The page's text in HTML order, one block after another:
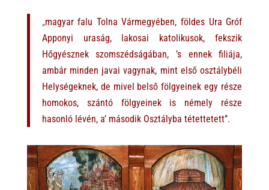
„magyar falu Tolna Vármegyében, földes Ura Gróf
Apponyi uraság, lakosai katolikusok, fekszik
Hőgyésznek szomszédságában, ’s ennek filiája,
ambár minden javai vagynak, mint első osztálybéli
Helységeknek, de mivel belső fölgyeinek egy része
homokos, szántó fölgyeinek is némely része
hasonló lévén, a’ második Osztályba tétettetett”.